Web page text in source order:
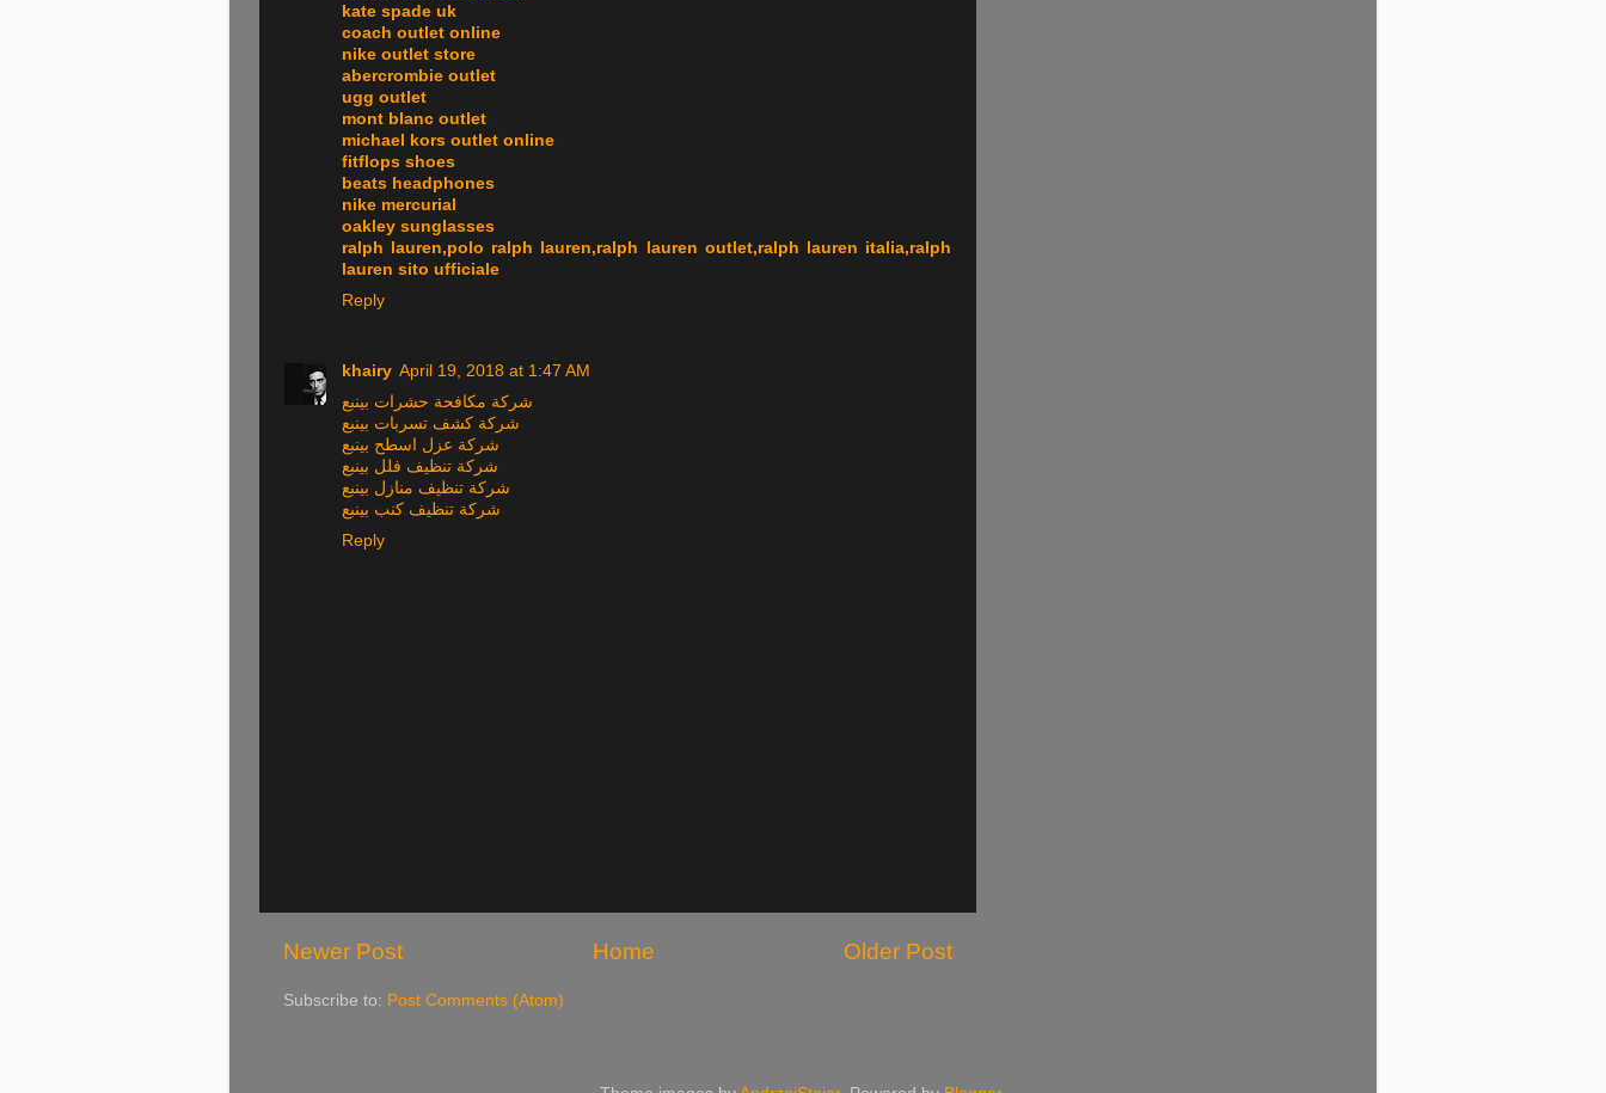
kate spade uk
coach outlet online
nike outlet store
abercrombie outlet
ugg outlet
mont blanc outlet
michael kors outlet online
fitflops shoes
beats headphones
nike mercurial
oakley sunglasses
ralph lauren,polo ralph lauren,ralph lauren outlet,ralph lauren italia,ralph
lauren sito ufficiale
Reply
khairy April 19, 2018 at 1:47 AM
شركة مكافحة حشرات بينبع
شركة كشف تسربات بينبع
شركة عزل اسطح بينبع
شركة تنظيف فلل بينبع
شركة تنظيف منازل بينبع
شركة تنظيف كنب بينبع
Reply
Newer Post Older Post
Home
Subscribe to: Post Comments (Atom)